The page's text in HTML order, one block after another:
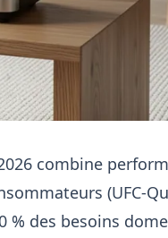
combine
(UFC-
% des besoins